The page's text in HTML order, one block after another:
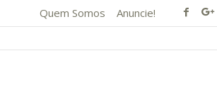
Quem Somos Anuncie!